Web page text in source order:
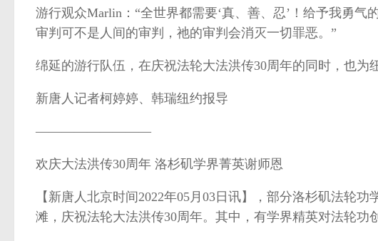
游行观众Marlin：“全世界都需要‘真、善、忍’！给予我勇
审判可不是人间的审判，祂的审判会消灭一切罪恶。”
绵延的游行队伍，在庆祝法轮大法洪传30周年的同时，也为
新唐人记者柯婷婷、韩瑞纽约报导
—————————
欢庆大法洪传30周年 洛杉矶学界菁英谢师恩
【新唐人北京时间2022年05月03日讯】，部分洛杉矶法轮
滩，庆祝法轮大法洪传30周年。其中，有学界精英对法轮功